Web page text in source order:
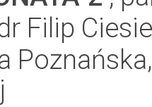
Filip